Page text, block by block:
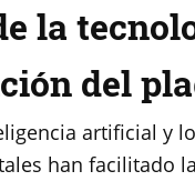
la
del
artificial y
han facilitado